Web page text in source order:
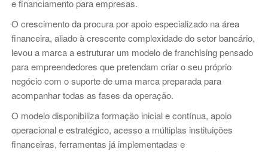
e financiamento para empresas.
O crescimento da procura por apoio especializado na área
financeira, aliado à crescente complexidade do setor bancário,
levou a marca a estruturar um modelo de franchising pensado
para empreendedores que pretendam criar o seu próprio
negócio com o suporte de uma marca preparada para
acompanhar todas as fases da operação.
O modelo disponibiliza formação inicial e contínua, apoio
operacional e estratégico, acesso a múltiplas instituições
financeiras, ferramentas já implementadas e